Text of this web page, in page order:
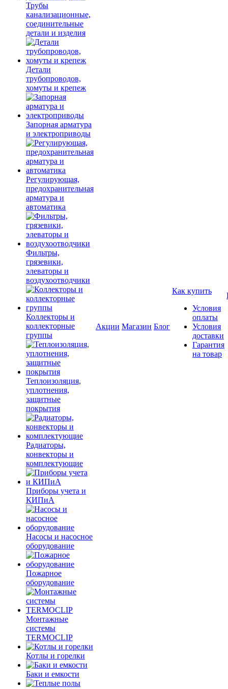
Трубы
канализационные,
соединительные
детали и изделия
Детали
трубопроводов,
хомуты и крепеж
Запорная арматура
и электроприводы
Регулирующая,
предохранительная
арматура и
автоматика
Фильтры,
грязевики,
элеваторы и
воздухоотводчики
Коллекторы и
коллекторные
группы
Теплоизоляция,
уплотнения,
защитные
покрытия
Радиаторы,
конвекторы и
комплектующие
Приборы учета и
КИПиА
Насосы и насосное
оборудование
Пожарное
оборудование
Монтажные
системы
TERMOCLIP
Котлы и горелки
Баки и емкости
Акции Магазин Блог
Как купить
Условия
оплаты
Условия
доставки
Гарантия
на товар